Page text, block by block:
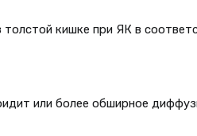
кишке при ЯК в
или более обширное